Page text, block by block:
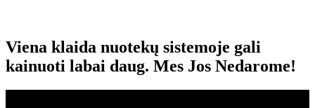
Viena klaida nuotekų sistemoje gali
kainuoti labai daug. Mes Jos Nedarome!